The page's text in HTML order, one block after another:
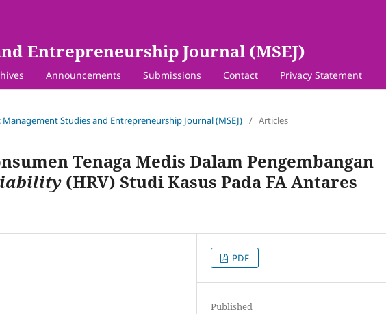
Entrepreneurship Journal (MSEJ)
Announcements Submissions Contact Privacy Statement
Management Studies and Entrepreneurship Journal (MSEJ) / Articles
Tenaga Medis Dalam Pengembangan
(HRV) Studi Kasus Pada FA Antares
PDF
Published